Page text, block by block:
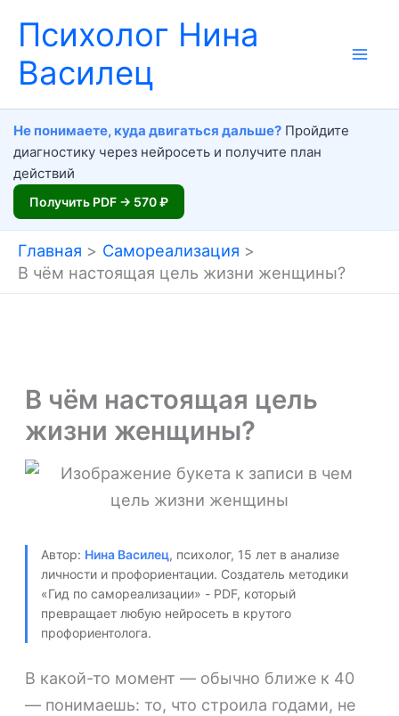
содержимому
Психолог Нина
Василец
Не понимаете, куда двигаться дальше? Пройдите
диагностику через нейросеть и получите план
действий
Получить PDF → 570 ₽
Главная
Самореализация
В чём настоящая цель жизни женщины?
В чём настоящая цель
жизни женщины?
Автор: Нина Василец, психолог, 15 лет в анализе
личности и профориентации. Создатель методики
«Гид по самореализации» - PDF, который
превращает любую нейросеть в крутого
профориентолога.
В какой-то момент — обычно ближе к 40
— понимаешь: то, что строила годами, не